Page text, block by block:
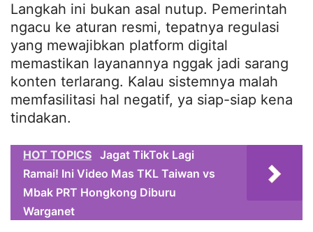
Langkah ini bukan asal nutup. Pemerintah
ngacu ke aturan resmi, tepatnya regulasi
yang mewajibkan platform digital
memastikan layanannya nggak jadi sarang
konten terlarang. Kalau sistemnya malah
memfasilitasi hal negatif, ya siap-siap kena
tindakan.
HOT TOPICS Jagat TikTok Lagi
Ramai! Ini Video Mas TKL Taiwan vs
Mbak PRT Hongkong Diburu
Warganet